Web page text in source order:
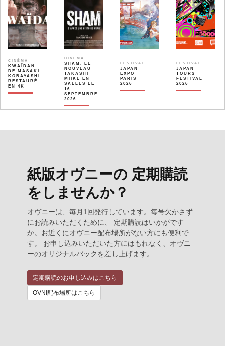
CINÉMA
KWAÏDAN
DE MASAKI
KOBAYASHI
RESTAURÉ
EN 4K
CINÉMA
SHAM, LE
NOUVEAU
TAKASHI
MIIKE EN
SALLES LE
16
SEPTEMBRE
2026
FESTIVAL
JAPAN
EXPO
PARIS
2026
FESTIVAL
JAPAN
TOURS
FESTIVAL
2026
紙版オヴニーの 定期購読
をしませんか？
オヴニーは、毎月1回発行しています。毎号欠かさず
にお読みいただくために、 定期購読はいかがです
か。お近くにオヴニー配布場所がない方にも便利で
す。 お申し込みいただいた方にはもれなく、オヴニ
ーのオリジナルバックを差し上げます。
定期購読のお申し込みはこちら
OVNI配布場所はこちら